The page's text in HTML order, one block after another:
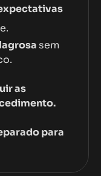
sem
as
para